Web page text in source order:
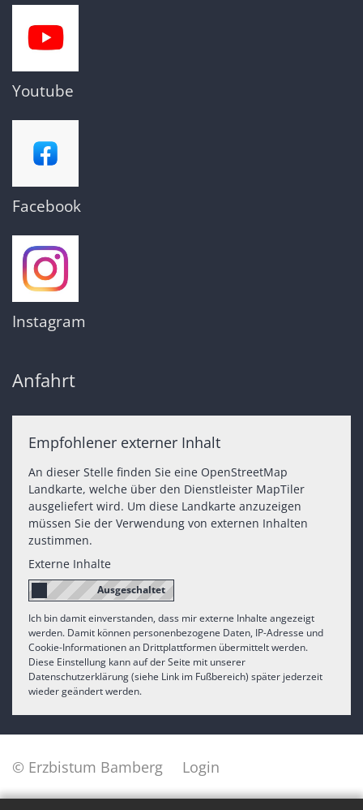
Youtube
Facebook
Instagram
Anfahrt
Empfohlener externer Inhalt
An dieser Stelle finden Sie eine OpenStreetMap
Landkarte, welche über den Dienstleister MapTiler
ausgeliefert wird. Um diese Landkarte anzuzeigen
müssen Sie der Verwendung von externen Inhalten
zustimmen.
Externe Inhalte
Ich bin damit einverstanden, dass mir externe Inhalte angezeigt
werden. Damit können personenbezogene Daten, IP-Adresse und
Cookie-Informationen an Drittplattformen übermittelt werden.
Diese Einstellung kann auf der Seite mit unserer
Datenschutzerklärung (siehe Link im Fußbereich) später jederzeit
wieder geändert werden.
© Erzbistum Bamberg Login